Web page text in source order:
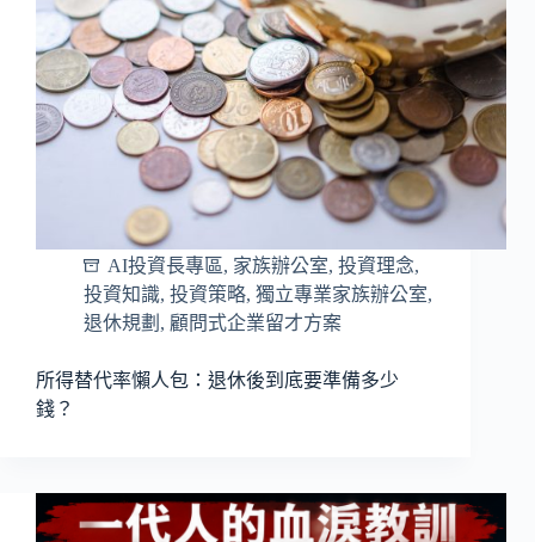
AI投資長專區, 家族辦公室, 投資理念,
投資知識, 投資策略, 獨立專業家族辦公室,
退休規劃 , 顧問式企業留才方案
所得替代率懶人包：退休後到底要準備多少
錢？